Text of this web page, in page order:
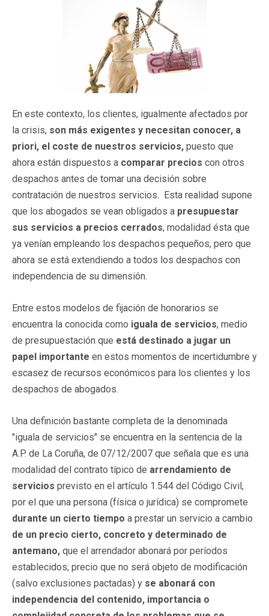
En este contexto, los clientes, igualmente afectados por
la crisis, son más exigentes y necesitan conocer, a
priori, el coste de nuestros servicios, puesto que
ahora están dispuestos a comparar precios con otros
despachos antes de tomar una decisión sobre
contratación de nuestros servicios. Esta realidad supone
que los abogados se vean obligados a presupuestar
sus servicios a precios cerrados, modalidad ésta que
ya venían empleando los despachos pequeños, pero que
ahora se está extendiendo a todos los despachos con
independencia de su dimensión.
Entre estos modelos de fijación de honorarios se
encuentra la conocida como iguala de servicios, medio
de presupuestación que está destinado a jugar un
papel importante en estos momentos de incertidumbre y
escasez de recursos económicos para los clientes y los
despachos de abogados.
Una definición bastante completa de la denominada
"iguala de servicios" se encuentra en la sentencia de la
A.P. de La Coruña, de 07/12/2007 que señala que es una
modalidad del contrato típico de arrendamiento de
servicios previsto en el artículo 1.544 del Código Civil,
por el que una persona (física o jurídica) se compromete
durante un cierto tiempo a prestar un servicio a cambio
de un precio cierto, concreto y determinado de
antemano, que el arrendador abonará por períodos
establecidos; precio que no será objeto de modificación
(salvo exclusiones pactadas) y se abonará con
independencia del contenido, importancia o